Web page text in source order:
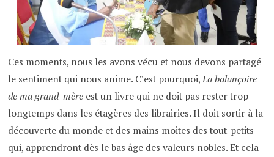
Ces moments, nous les avons vécu et nous devons partagé
le sentiment qui nous anime. C’est pourquoi,La balançoire
de ma grand-mère est un livre qui ne doit pas rester trop
longtemps dans les étagères des librairies. Il doit sortir à la
découverte du monde et des mains moites des tout-petits
qui, apprendront dès le bas âge des valeurs nobles. Et cela